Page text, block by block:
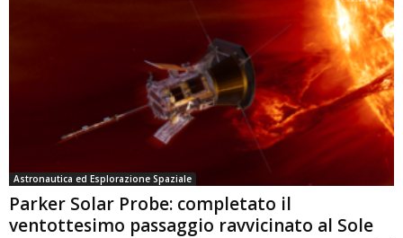
Astronautica ed Esplorazione Spaziale
Parker Solar Probe: completato il
ventottesimo passaggio ravvicinato al Sole